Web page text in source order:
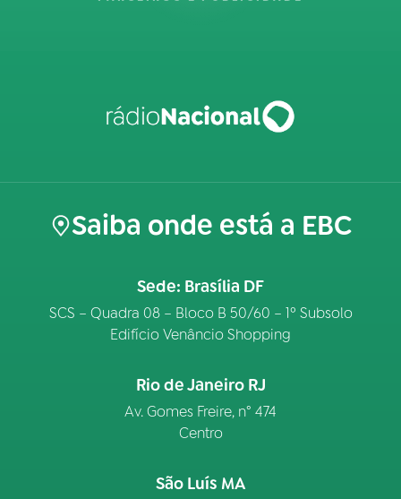
Saiba onde está a EBC
Sede: Brasília DF
SCS – Quadra 08 – Bloco B 50/60 – 1º Subsolo
Edifício Venâncio Shopping
Rio de Janeiro RJ
Av. Gomes Freire, n° 474
Centro
São Luís MA